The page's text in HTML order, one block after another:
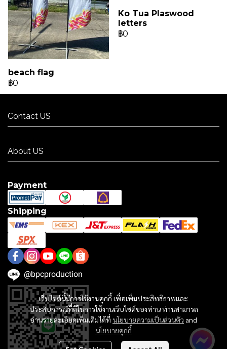
beach flag
฿0
Ko Tua Plaswood
letters
฿0
เว็บไซต์นี้มีการใช้งานคุกกี้ เพื่อเพิ่มประสิทธิภาพและ
ประสบการณ์ที่ดีในการใช้งานเว็บไซต์ของท่าน ท่านสามารถ
อ่านรายละเอียดเพิ่มเติมได้ที่ นโยบายความเป็นส่วนตัว and
นโยบายคุกกี้
Contact US
About US
Payment
Shipping
@bpcproduction